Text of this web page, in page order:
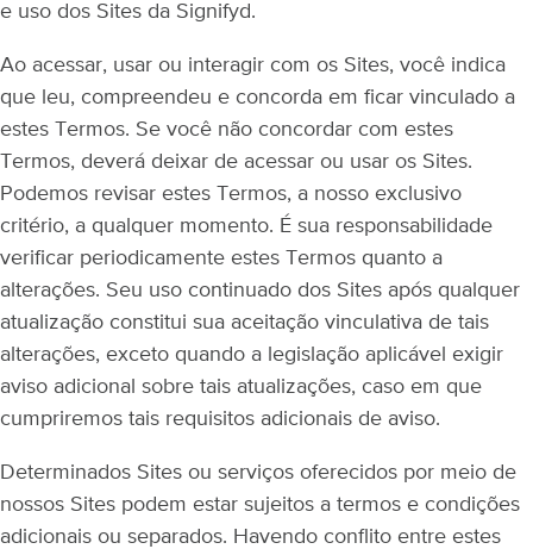
e uso dos Sites da Signifyd.
Ao acessar, usar ou interagir com os Sites, você indica
que leu, compreendeu e concorda em ficar vinculado a
estes Termos. Se você não concordar com estes
Termos, deverá deixar de acessar ou usar os Sites.
Podemos revisar estes Termos, a nosso exclusivo
critério, a qualquer momento. É sua responsabilidade
verificar periodicamente estes Termos quanto a
alterações. Seu uso continuado dos Sites após qualquer
atualização constitui sua aceitação vinculativa de tais
alterações, exceto quando a legislação aplicável exigir
aviso adicional sobre tais atualizações, caso em que
cumpriremos tais requisitos adicionais de aviso.
Determinados Sites ou serviços oferecidos por meio de
nossos Sites podem estar sujeitos a termos e condições
adicionais ou separados. Havendo conflito entre estes